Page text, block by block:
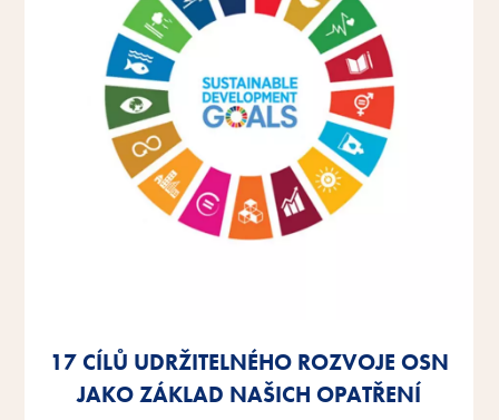
17 CÍLŮ UDRŽITELNÉHO ROZVOJE OSN
JAKO ZÁKLAD NAŠICH OPATŘENÍ
17 CÍLŮ UDRŽITELNÉHO ROZVOJE OSN
JAKO ZÁKLAD NAŠICH OPATŘENÍ
17 CÍLŮ UDRŽITELNÉHO ROZVOJE OSN
JAKO ZÁKLAD NAŠICH OPATŘENÍ